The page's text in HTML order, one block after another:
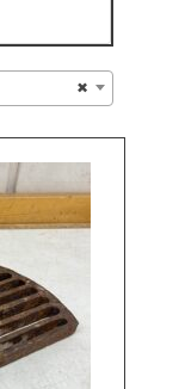
×